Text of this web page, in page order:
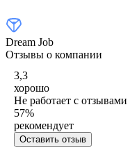
Dream Job
Отзывы о компании
3,3
хорошо
Не работает с отзывами
57%
рекомендует
Оставить отзыв